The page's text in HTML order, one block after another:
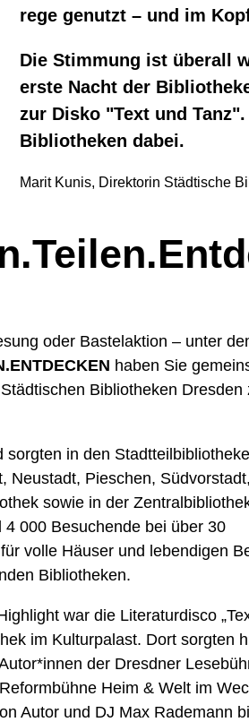
rege genutzt – und im
Die Stimmung ist überall
erste Nacht der
zur Disko "Text und
Bibliotheken dabei.
Marit Kunis, Direktorin Städtische
oder Bastelaktion – unter
haben Sie
Bibliotheken Dresden
sorgten in den
Neustadt, Pieschen,
sowie in der
4 000 Besuchende bei über 30
volle Häuser und lebendigen
Bibliotheken.
war die Literaturdisco
im Kulturpalast. Dort sorgten
der Dresdner
Heim & Welt im
Autor und DJ Max Rademann